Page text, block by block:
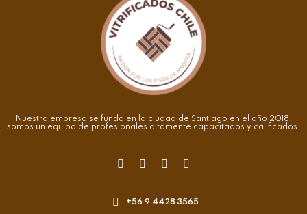
Nuestra empresa se funda en la ciudad de Santiago en el año 2018,
somos un equipo de profesionales altamente capacitados y calificados.
+56 9 4428 3565